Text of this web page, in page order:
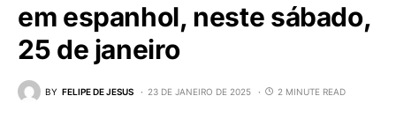
em espanhol, neste sábado,
25 de janeiro
BY FELIPE DE JESUS 23 DE JANEIRO DE 2025 2 MINUTE READ